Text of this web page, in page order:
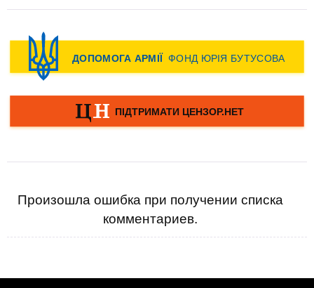
Произошла ошибка при получении списка
комментариев.